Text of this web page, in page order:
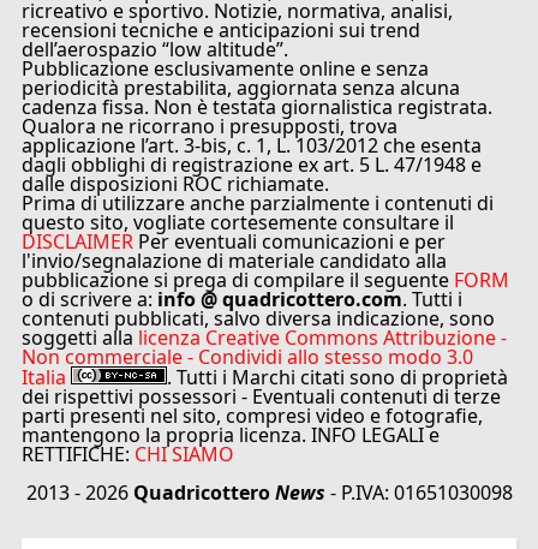
ricreativo e sportivo. Notizie, normativa, analisi,
recensioni tecniche e anticipazioni sui trend
dell’aerospazio “low altitude”.
Pubblicazione esclusivamente online e senza
periodicità prestabilita, aggiornata senza alcuna
cadenza fissa. Non è testata giornalistica registrata.
Qualora ne ricorrano i presupposti, trova
applicazione l’art. 3-bis, c. 1, L. 103/2012 che esenta
dagli obblighi di registrazione ex art. 5 L. 47/1948 e
dalle disposizioni ROC richiamate.
Prima di utilizzare anche parzialmente i contenuti di
questo sito, vogliate cortesemente consultare il
DISCLAIMER Per eventuali comunicazioni e per
l'invio/segnalazione di materiale candidato alla
pubblicazione si prega di compilare il seguente FORM
o di scrivere a: info @ quadricottero.com. Tutti i
contenuti pubblicati, salvo diversa indicazione, sono
soggetti alla licenza Creative Commons Attribuzione -
Non commerciale - Condividi allo stesso modo 3.0
Italia . Tutti i Marchi citati sono di proprietà
dei rispettivi possessori - Eventuali contenuti di terze
parti presenti nel sito, compresi video e fotografie,
mantengono la propria licenza. INFO LEGALI e
RETTIFICHE: CHI SIAMO
2013 - 2026 QuadricotteroNews - P.IVA: 01651030098